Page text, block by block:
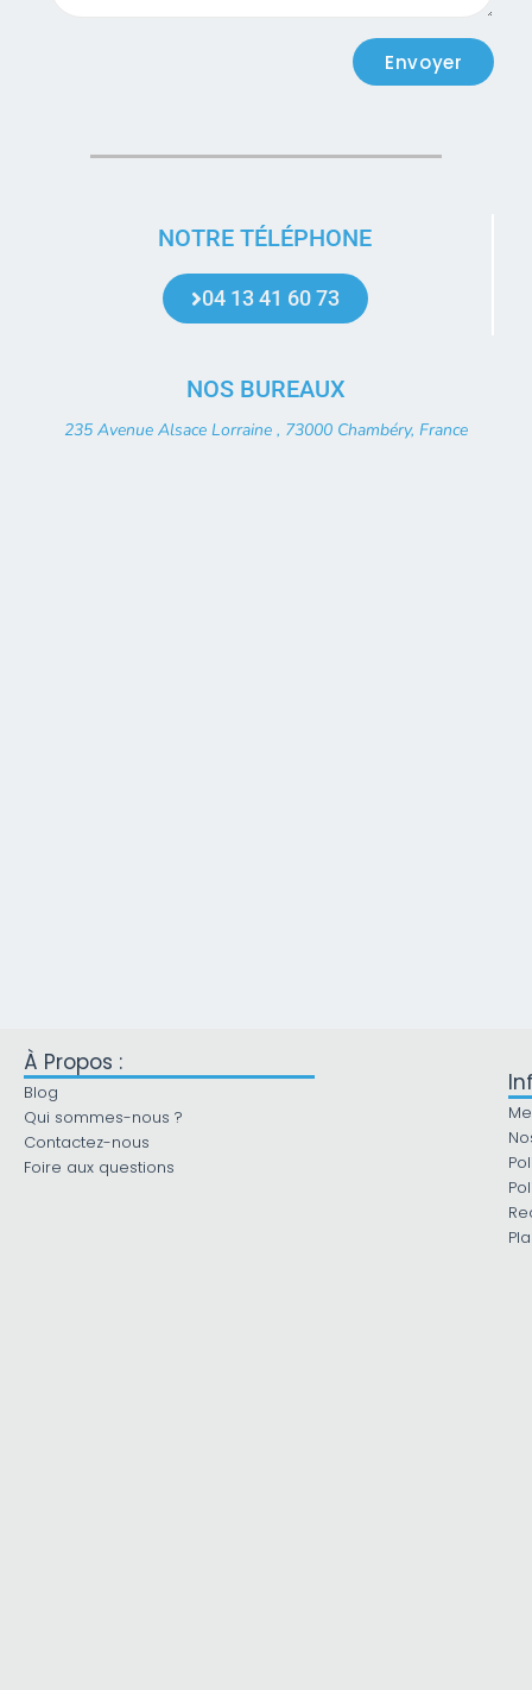
Envoyer
NOTRE TÉLÉPHONE
04 13 41 60 73
NOS BUREAUX
235 Avenue Alsace Lorraine , 73000 Chambéry, France
À Propos :
Blog
Qui sommes-nous ?
Contactez-nous
Foire aux questions